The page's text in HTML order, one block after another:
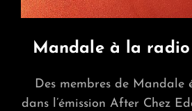
Mandale à la radio
Des membres de Mandale
dans l’émission After Chez